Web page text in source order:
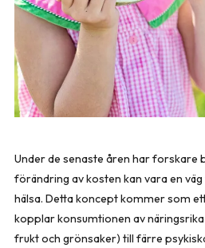
Under de senaste åren har forskare
förändring av kosten kan vara en
hälsa. Detta koncept kommer som
kopplar konsumtionen av
frukt och grönsaker) till färre